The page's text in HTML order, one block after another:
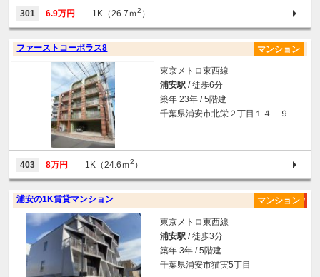
301 6.9万円 1K（26.7ｍ2 ）
ファーストコーポラス8 マンション
東京メトロ東西線
浦安駅 / 徒歩6分
築年 23年 / 5階建
千葉県浦安市北栄２丁目１４－９
403 8万円 1K（24.6ｍ2 ）
浦安の1K賃貸マンション マンション
東京メトロ東西線
浦安駅 / 徒歩3分
築年 3年 / 5階建
千葉県浦安市猫実5丁目